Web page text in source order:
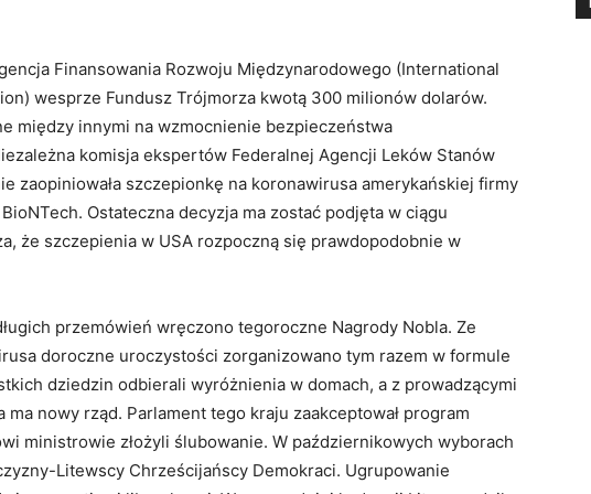
Finansowania Rozwoju Międzynarodowego (International
wesprze Fundusz Trójmorza kwotą 300 milionów dolarów.
między innymi na wzmocnienie bezpieczeństwa
komisja ekspertów Federalnej Agencji Leków Stanów
zaopiniowała szczepionkę na koronawirusa amerykańskiej firmy
Ostateczna decyzja ma zostać podjęta w ciągu
że szczepienia w USA rozpoczną się prawdopodobnie w
przemówień wręczono tegoroczne Nagrody Nobla. Ze
doroczne uroczystości zorganizowano tym razem w formule
dziedzin odbierali wyróżnienia w domach, a z prowadzącymi
nowy rząd. Parlament tego kraju zaakceptował program
ministrowie złożyli ślubowanie. W październikowych wyborach
Litewscy Chrześcijańscy Demokraci. Ugrupowanie